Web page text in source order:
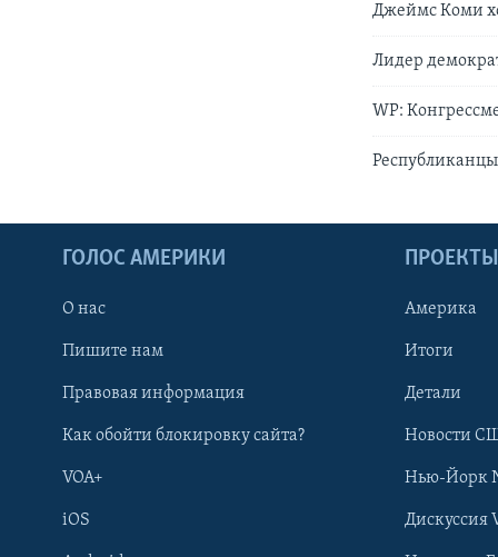
Джеймс Коми
Лидер
WP:
ГОЛОС АМЕРИКИ
О нас
Пишите нам
Правовая информация
Как обойти блокировку сайта?
VOA+
iOS
ПРОЕКТЫ
Америка
Итоги
Детали
Новости
Нью-Йорк
Дискуссия